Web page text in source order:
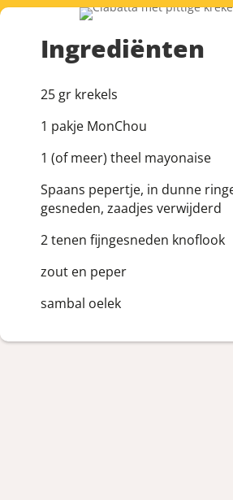
Ingrediënten
25 gr krekels
1 pakje MonChou
1 (of meer) theel mayonaise
Spaans pepertje, in dunne
gesneden, zaadjes verwijderd
2 tenen fijngesneden knoflook
zout en peper
sambal oelek